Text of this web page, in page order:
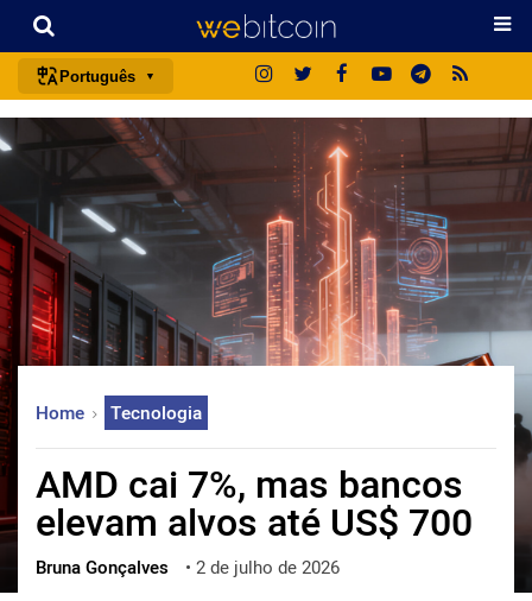
Português
português (BR)
español
français
italiano
deutsch
日本語
русский
العربية
ไทย
ქართული
Home Tecnologia
AMD cai 7%, mas bancos
elevam alvos até US$ 700
Bruna Gonçalves • 2 de julho de 2026